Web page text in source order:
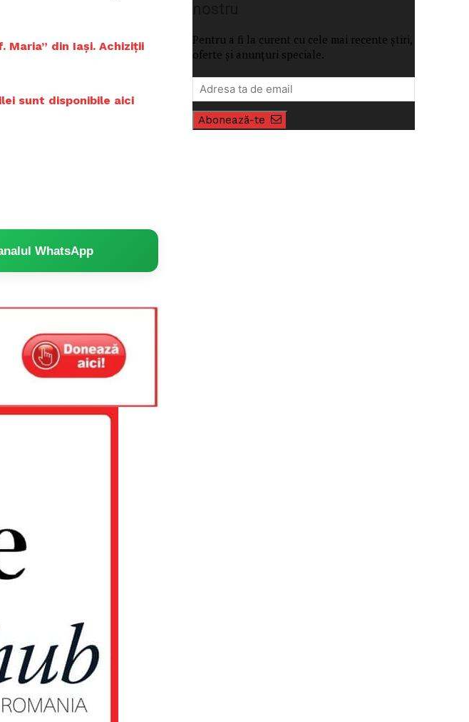
Maria” din Iași. Achiziții
sunt disponibile aici
WhatsApp
Pentru a fi la curent cu cele mai recente știri,
oferte și anunțuri speciale.
Abonează-te